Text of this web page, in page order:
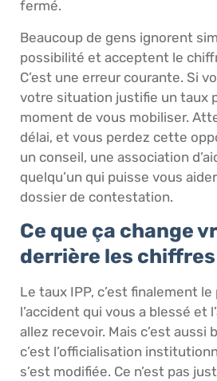
fermé.
Beaucoup de gens ignorent
possibilité et acceptent le
C’est une erreur courante. Si
votre situation justifie un taux
moment de vous mobiliser.
délai, et vous perdez cette
un conseil, une association
quelqu’un qui puisse vous
dossier de contestation.
Ce que ça change
derrière les chiffres
Le taux IPP, c’est finalement
l’accident qui vous a blessé et
allez recevoir. Mais c’est aussi
c’est l’officialisation
s’est modifiée. Ce n’est pas